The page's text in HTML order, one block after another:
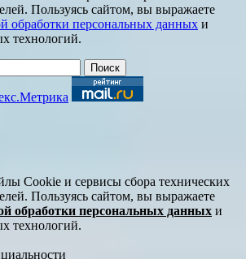
Пользуясь сайтом, вы выражаете
обработки персональных данных и
технологий.
Cookie и сервисы сбора технических
Пользуясь сайтом, вы выражаете
обработки персональных данных и
технологий.